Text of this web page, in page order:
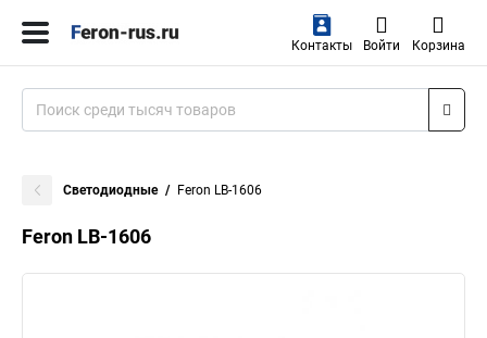
Контакты Войти Корзина
Светодиодные Feron LB-1606
Feron LB-1606